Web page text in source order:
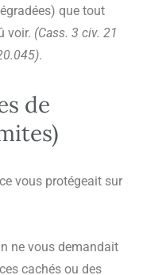
que tout
voir. (Cass. 3 civ. 21
.
de
vous protégeait sur
ne vous demandait
cachés ou des